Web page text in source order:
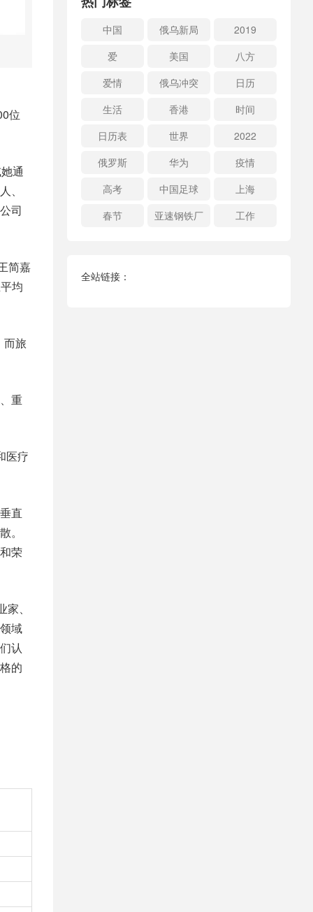
位
通
、
司
简嘉
均
而旅
重
医疗
直
。
荣
、
域
认
的
中国 俄乌新局
2019
爱
美国
八方
爱情
俄乌冲突
日历
生活
香港
时间
日历表
世界
2022
俄罗斯
华为
疫情
高考
中国足球
上海
春节
亚速钢铁厂 工作
全站链接：